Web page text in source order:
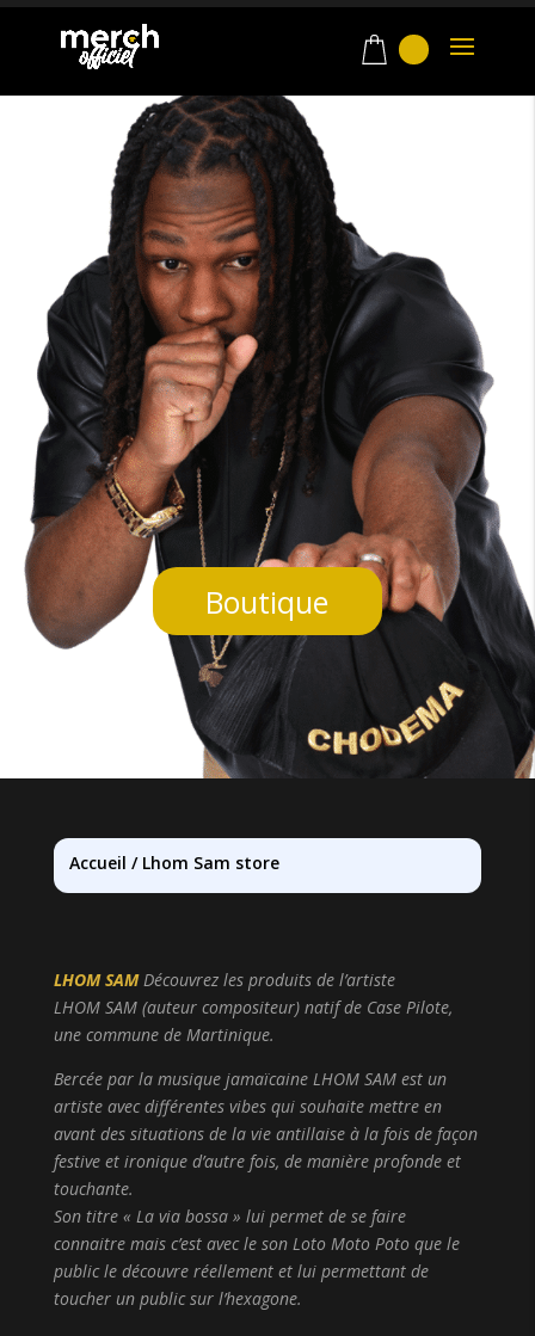
Boutique
Accueil / Lhom Sam store
LHOM SAMDécouvrez les produits de l’artiste
LHOM SAM(auteur compositeur) natifde Case Pilote,
une commune de Martinique.
Bercée par la musique jamaïcaine LHOM SAMest un
artiste avec différentes vibes qui souhaite mettre en
avant des situations de la vie antillaise à la fois de façon
festive et ironique d’autre fois, de manière profonde et
touchante.
Son titre « La via bossa » lui permet de se faire
connaitre mais c’est avec le son Loto Moto Poto que le
public le découvre réellement et lui permettant de
toucher un public sur l’hexagone.